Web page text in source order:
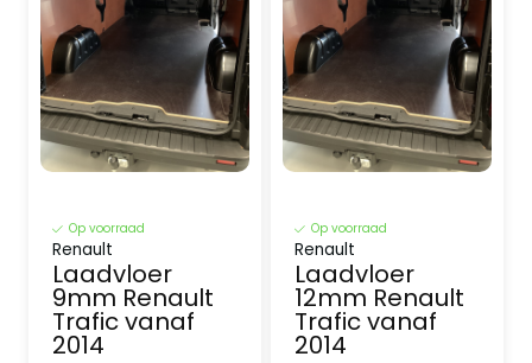
Op voorraad
Renault
Laadvloer
9mm Renault
Trafic vanaf
2014
Op voorraad
Renault
Laadvloer
12mm Renault
Trafic vanaf
2014